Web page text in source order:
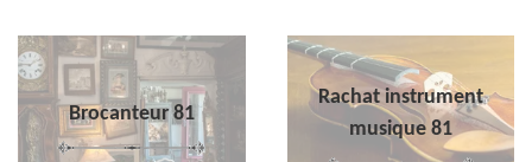
Brocanteur 81
Rachat instrument
musique 81